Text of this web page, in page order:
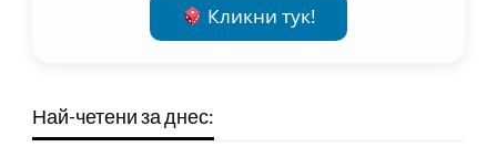
Кликни тук!
Най-четени за днес: